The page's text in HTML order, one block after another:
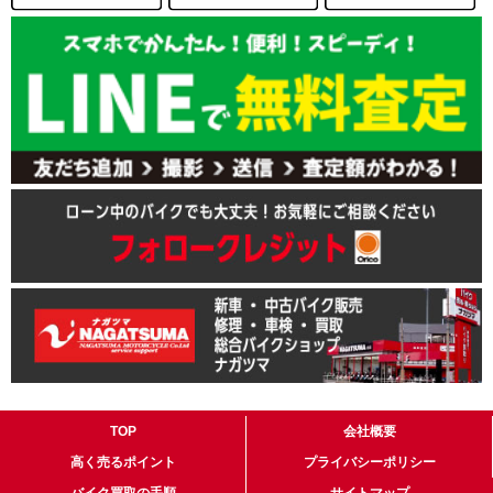
TOP
高く売るポイント
会社概要
プライバシーポリシー